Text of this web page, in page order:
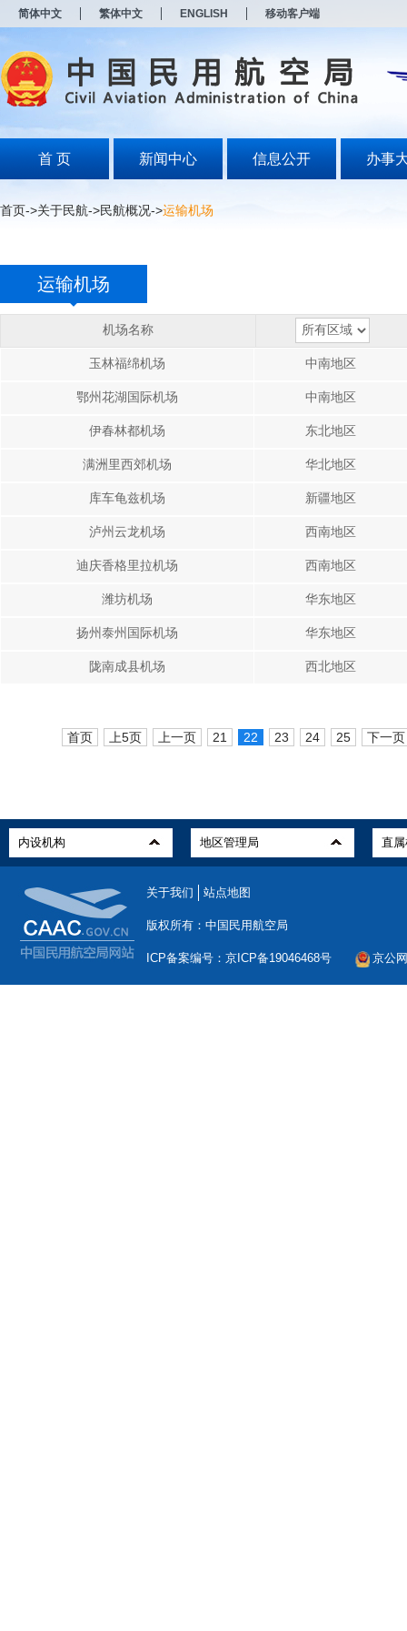
简体中文 繁体中文 ENGLISH 移动客户端
首 页 新闻中心 信息公开 办事
首页->关于民航->民航概况->运输机场
运输机场
机场名称
玉林福绵机场 中南地区
鄂州花湖国际机场 中南地区
伊春林都机场 东北地区
满洲里西郊机场 华北地区
库车龟兹机场 新疆地区
泸州云龙机场 西南地区
迪庆香格里拉机场 西南地区
潍坊机场 华东地区
扬州泰州国际机场 华东地区
陇南成县机场 西北地区
首页 上5页 上一页 21 22 23 24 25 下一页
关于我们 站点地图
版权所有：中国民用航空局
ICP备案编号：京ICP备19046468号 京公
打
开
无
障
说
按
Alt
浪
打
开
盲